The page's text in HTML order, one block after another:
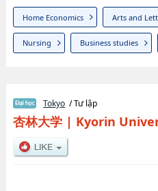
Home Economics Arts and
Nursing Business studies
Tokyo / Tư lập
杏林大学| Kyorin